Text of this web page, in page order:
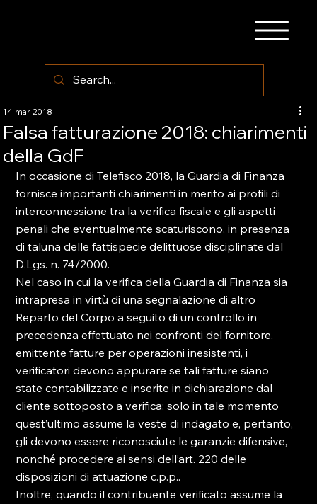
Falsa fatturazione 2018: chiarimenti
della GdF
14 mar 2018
In occasione di Telefisco 2018, la Guardia di Finanza
fornisce importanti chiarimenti in merito ai profili di
interconnessione tra la verifica fiscale e gli aspetti
penali che eventualmente scaturiscono, in presenza
di taluna delle fattispecie delittuose disciplinate dal
D.Lgs. n. 74/2000.
Nel caso in cui la verifica della Guardia di Finanza sia
intrapresa in virtù di una segnalazione di altro
Reparto del Corpo a seguito di un controllo in
precedenza effettuato nei confronti del fornitore,
emittente fatture per operazioni inesistenti, i
verificatori devono appurare se tali fatture siano
state contabilizzate e inserite in dichiarazione dal
cliente sottoposto a verifica; solo in tale momento
quest’ultimo assume la veste di indagato e, pertanto,
gli devono essere riconosciute le garanzie difensive,
nonché procedere ai sensi dell’art. 220 delle
disposizioni di attuazione c.p.p..
Inoltre, quando il contribuente verificato assume la